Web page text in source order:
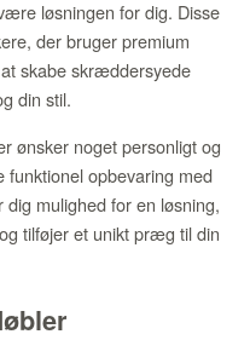
løsningen for dig. Disse
der bruger premium
skabe skræddersyede
din stil.
ønsker noget personligt og
funktionel opbevaring med
mulighed for en løsning,
tilføjer et unikt præg til din